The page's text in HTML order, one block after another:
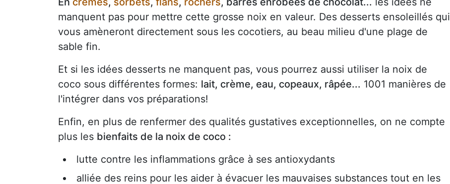
manquent pas pour mettre cette grosse noix en valeur. Des desserts ensoleillés qui
vous amèneront directement sous les cocotiers, au beau milieu d'une plage de
sable fin.
Et si les idées desserts ne manquent pas, vous pourrez aussi utiliser la noix de
coco sous différentes formes: lait, crème, eau, copeaux, râpée... 1001 manières de
l'intégrer dans vos préparations!
Enfin, en plus de renfermer des qualités gustatives exceptionnelles, on ne compte
plus les bienfaits de la noix de coco :
lutte contre les inflammations grâce à ses antioxydants
alliée des reins pour les aider à évacuer les mauvaises substances tout en les